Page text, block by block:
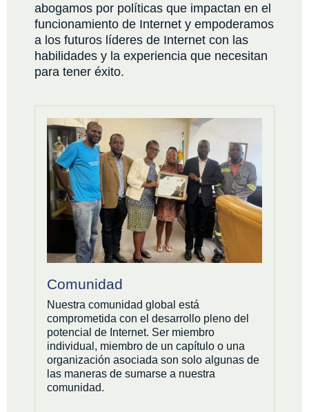
abogamos por políticas que impactan en el
funcionamiento de Internet y empoderamos
a los futuros líderes de Internet con las
habilidades y la experiencia que necesitan
para tener éxito.
Comunidad
Nuestra comunidad global está
comprometida con el desarrollo pleno del
potencial de Internet. Ser miembro
individual, miembro de un capítulo o una
organización asociada son solo algunas de
las maneras de sumarse a nuestra
comunidad.